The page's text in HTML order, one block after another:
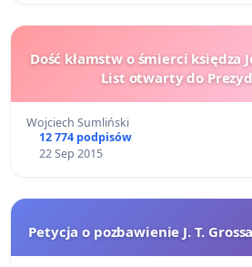
Dość kłamstw o śmierci księdza
List otwarty do
Wojciech Sumliński
12 774 podpisów
22 Sep 2015
Petycja o pozbawienie J. T.